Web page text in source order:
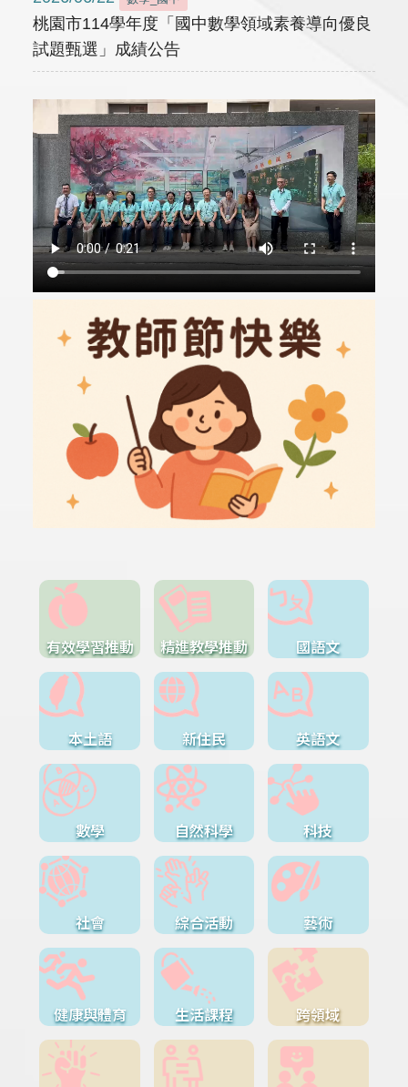
桃園市114學年度「國中數學領域素養導向優良
試題甄選」成績公告
有效學習推動 精進教學推動 國語文
本土語 新住民 英語文
數學 自然科學 科技
社會 綜合活動 藝術
健康與體育 生活課程 跨領域